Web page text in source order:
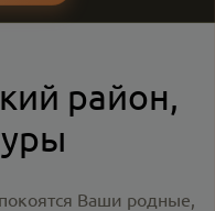
район,
Ваши родные,